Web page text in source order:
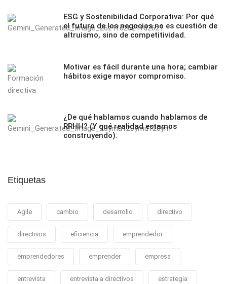
ESG y Sostenibilidad Corporativa: Por qué
el futuro de los negocios no es cuestión de
altruismo, sino de competitividad.
Motivar es fácil durante una hora; cambiar
hábitos exige mayor compromiso.
¿De qué hablamos cuando hablamos de
RRHH? (Y qué realidad estamos
construyendo).
Etiquetas
Agile cambio desarrollo directivo
directivos eficiencia emprendedor
emprendedores emprender empresa
entrevista entrevista a directivos estrategia